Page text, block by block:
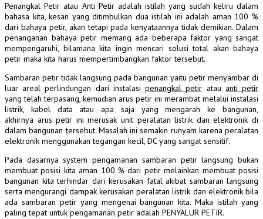
Penangkal Petir atau Anti Petir adalah istilah yang sudah keliru dalam
bahasa kita, kesan yang ditimbulkan dua istilah ini adalah aman 100 %
dari bahaya petir, akan tetapi pada kenyataannya tidak demikian. Dalam
penanganan bahaya petir memang ada beberapa faktor yang sangat
mempengaruhi, bilamana kita ingin mencari solusi total akan bahaya
petir maka kita harus mempertimbangkan faktor tersebut.
Sambaran petir tidak langsung pada bangunan yaitu petir menyambar di
luar areal perlindungan dari instalasipenangkal petir atau anti petir
yang telah terpasang, kemudian arus petir ini merambat melalui instalasi
listrik, kabel data atau apa saja yang mengarah ke bangunan,
akhirnya arus petir ini merusak unit peralatan listrik dan elektronik di
dalam bangunan tersebut. Masalah ini semakin runyam karena peralatan
elektronik menggunakan tegangan kecil, DC yang sangat sensitif.
Pada dasarnya system pengamanan sambaran petir langsung bukan
membuat posisi kita aman 100 % dari petir melainkan membuat posisi
bangunan kita terhindar dari kerusakan fatal akibat sambaran langsung
serta mengurangi dampak kerusakan peralatan listrik dan elektronik bila
ada sambaran petir yang mengenai bangunan kita. Maka istilah yang
paling tepat untuk pengamanan petir adalah PENYALUR PETIR.